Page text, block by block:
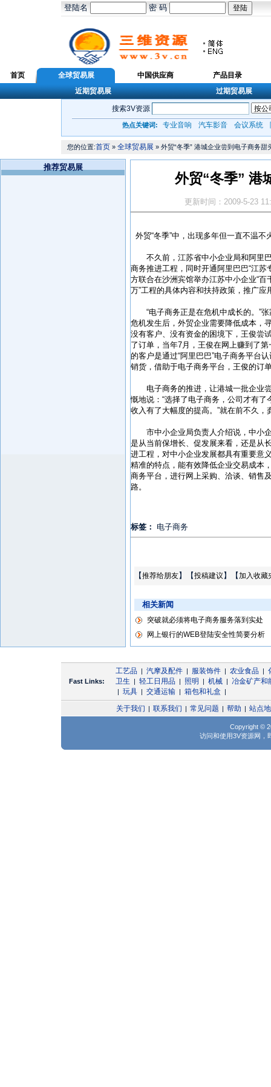
登陆名 密 码
首页 全球贸易展 中国供应商
产品目录
近期贸易展
过期贸易展
搜索3V资源
热点关键词: 专业音响 汽车影音 会议系统
您的位置:首页 » 全球贸易展 » 外贸“冬季” 港城企业尝到电子商务甜
推荐贸易展
外贸“冬季” 港
更新时间：2009-5-23
外贸“冬季”中，出现多年但一直不温不
不久前，江苏省中小企业局和阿里巴
商务推进工程，同时开通阿里巴巴“江苏
方联合在沙洲宾馆举办江苏中小企业“百
万”工程的具体内容和扶持政策，推广应
“电子商务正是在危机中成长的。”张
危机发生后，外贸企业需要降低成本，
没有客户、没有资金的困境下，王俊尝
了订单，当年7月，王俊在网上赚到了
的客户是通过“阿里巴巴”电子商务平台
销货，借助于电子商务平台，王俊的订
电子商务的推进，让港城一批企业尝
慨地说：“选择了电子商务，公司才有
收入有了大幅度的提高。”就在前不久
市中小企业局负责人介绍说，中小企
是从当前保增长、促发展来看，还是从
进工程，对中小企业发展都具有重要意
精准的特点，能有效降低企业交易成本
商务平台，进行网上采购、洽谈、销售
路。
标签： 电子商务
【推荐给朋友】【投稿建议 】【加入收藏
相关新闻
突破就必须将电子商务服务落到实处
网上银行的WEB登陆安全性简要分析
Fast Links:
工艺品 | 汽摩及配件 | 服装饰件 | 农业食品 |
卫生 | 轻工日用品 | 照明 | 机械 | 冶金矿产和
| 玩具 | 交通运输 | 箱包和礼盒 |
关于我们 | 联系我们 | 常见问题 | 帮助 | 站点
Copyright ©
访问和使用3V资源网，